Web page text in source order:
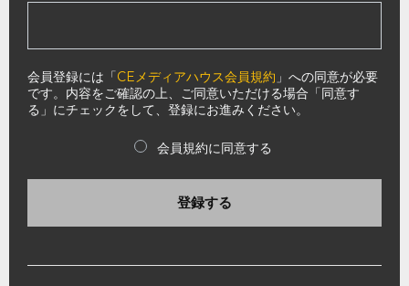
会員登録には「CEメディアハウス会員規約 」への同意が必要
です。内容をご確認の上、ご同意いただける場合「同意す
る」にチェックをして、登録にお進みください。
会員規約に同意する
登録する